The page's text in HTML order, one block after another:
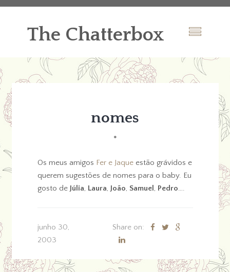
The Chatterbox
nomes
*
Os meus amigos Fer e Jaque estão grávidos e
querem sugestões de nomes para o baby. Eu
gosto de Júlia, Laura, João, Samuel , Pedro….
junho 30,
2003
Share on: